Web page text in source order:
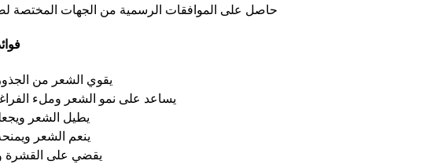
حاصل على الموافقات الرسمية من الجهات المختصة
يقوي الشعر من
يساعد على نمو الشعر وملء
يطيل الشعر
ينعم الشعر
8 يقضي على